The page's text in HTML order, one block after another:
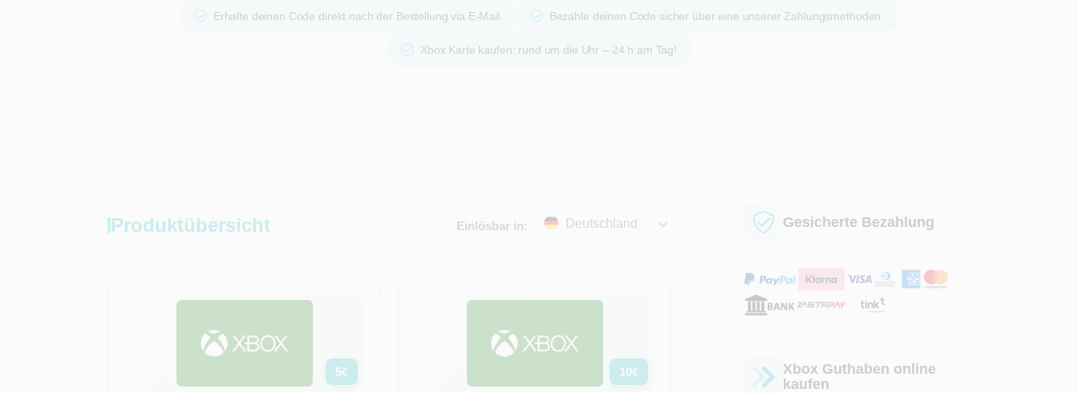
Erhalte deinen Code direkt nach der Bestellung via E-Mail. Bezahle deinen Code sicher über eine unserer Zahlungsmethoden.
Xbox Karte kaufen: rund um die Uhr – 24 h am Tag!
Produktübersicht Einlösbar in: Deutschland
5€ 10€
Gesicherte Bezahlung
Xbox Guthaben online
kaufen